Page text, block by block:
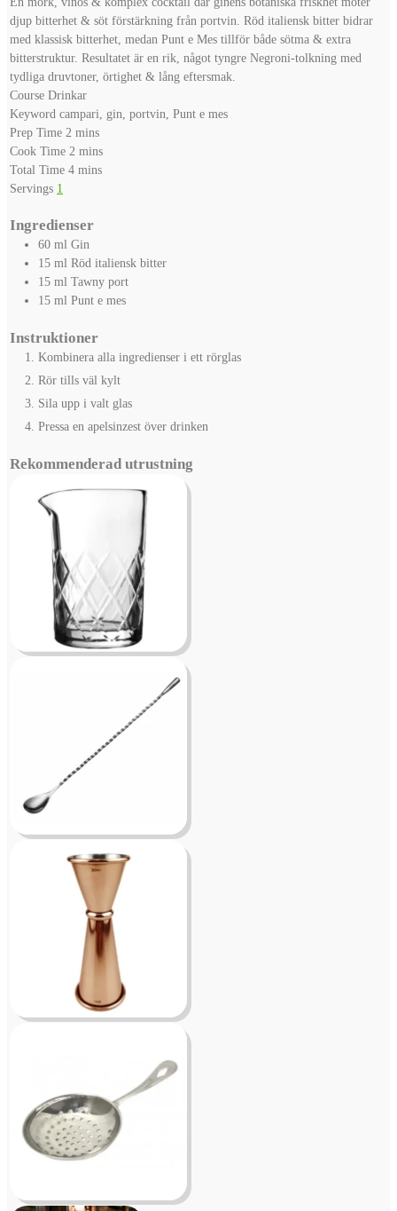
djup bitterhet & söt förstärkning från portvin. Röd italiensk bitter bidrar
med klassisk bitterhet, medan Punt e Mes tillför både sötma & extra
bitterstruktur. Resultatet är en rik, något tyngre Negroni-tolkning med
tydliga druvtoner, örtighet & lång eftersmak.
Course Drinkar
Keyword campari, gin, portvin, Punt e mes
Prep Time 2 minutes
mins
Cook Time 2 minutes
mins
Total Time 4minutes
mins
Servings 1
Ingredienser
60 ml Gin
15 ml Röd italiensk bitter
15 ml Tawny port
15 ml Punt e mes
Instruktioner
Kombinera alla ingredienser i ett rörglas
Rör tills väl kylt
Sila upp i valt glas
Pressa en apelsinzest över drinken
Rekommenderad utrustning